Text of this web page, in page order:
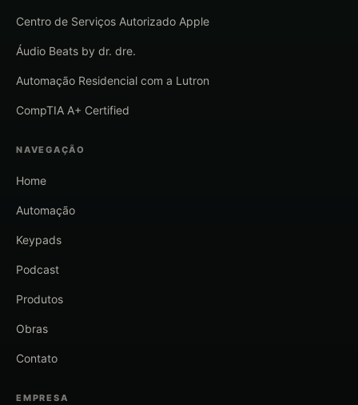
Centro de Serviços Autorizado Apple
Áudio Beats by dr. dre.
Automação Residencial com a Lutron
CompTIA A+ Certified
NAVEGAÇÃO
Home
Automação
Keypads
Podcast
Produtos
Obras
Contato
EMPRESA